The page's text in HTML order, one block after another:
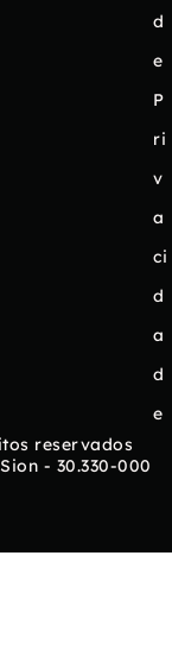
d
e
P
ri
v
a
ci
d
a
d
e
reservados
- 30.330-000